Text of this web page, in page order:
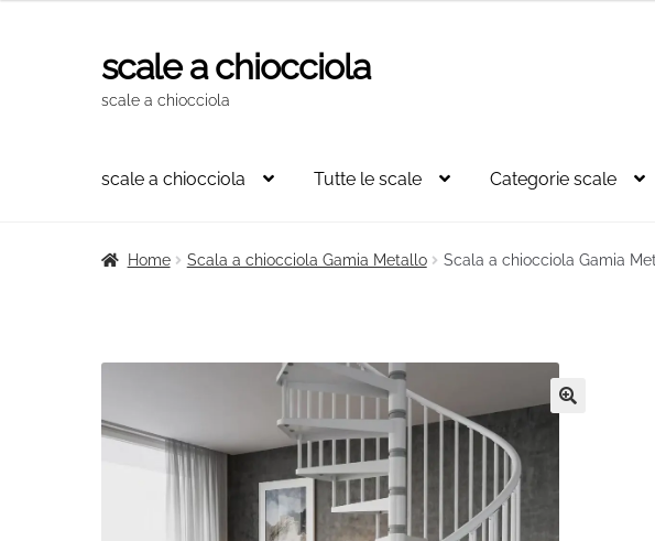
Vai
alla
Vai
al
scale a chiocciola
scale a chiocciola
scale a chiocciola Tutte le scale Categorie scale
Home Scala a chiocciola Gamia Metallo Scala a chiocciola Gamia
4.769,00€.2.804,00€.